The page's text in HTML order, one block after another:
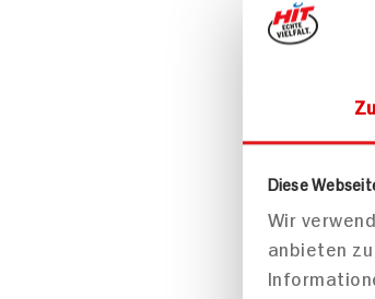
Diese
Wir
anbieten